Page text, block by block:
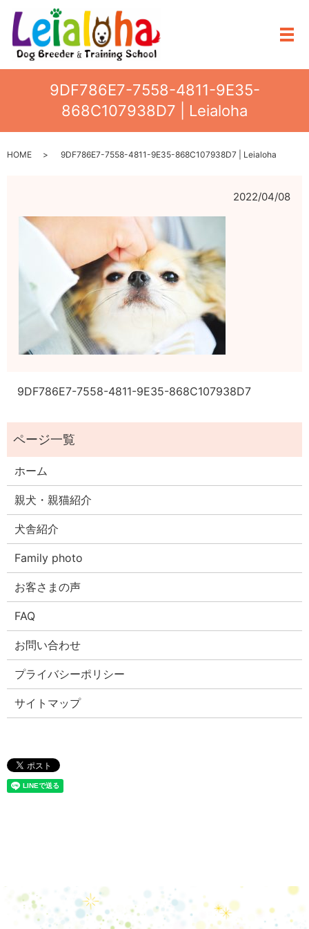
メ
9DF786E7-7558-4811-9E35-
868C107938D7 | Leialoha
HOME 9DF786E7-7558-4811-9E35-868C107938D7 | Leialoha
2022/04/08
9DF786E7-7558-4811-9E35-868C107938D7
ホーム
親犬・親猫紹介
犬舎紹介
Family photo
お客さまの声
FAQ
お問い合わせ
プライバシーポリシー
サイトマップ